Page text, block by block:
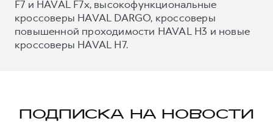
F7 и HAVAL F7x, высокофункциональные
кроссоверы HAVAL DARGO, кроссоверы
повышенной проходимости HAVAL H3 и новые
кроссоверы HAVAL H7.
ПОДПИСКА НА НОВОСТИ